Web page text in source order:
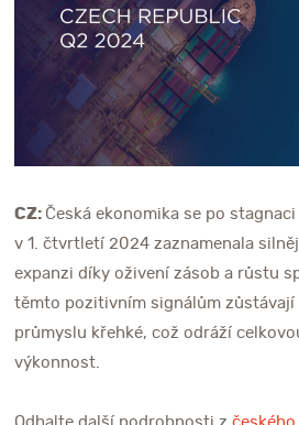
CZ: Česká ekonomika se po
v 1. čtvrtletí 2024 zaznamenala
expanzi díky oživení zásob a růstu
těmto pozitivním signálům zůstávají
průmyslu křehké, což odráží
výkonnost.